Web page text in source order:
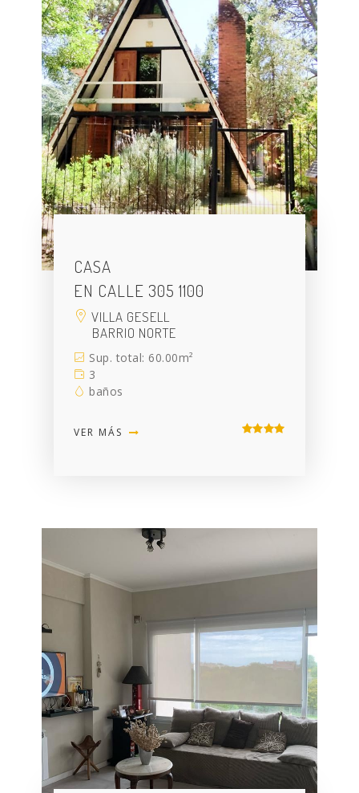
CASA
EN CALLE 305 1100
VILLA GESELL
BARRIO NORTE
Sup. total: 60.00m²
3
baños
VER MÁS